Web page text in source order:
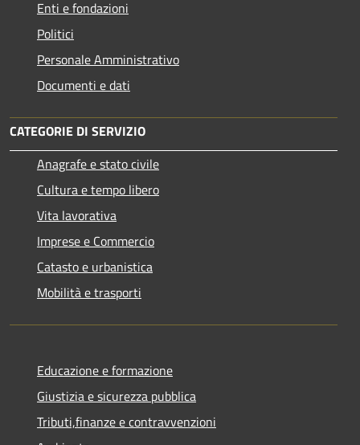
Enti e fondazioni
Politici
Personale Amministrativo
Documenti e dati
CATEGORIE DI SERVIZIO
Anagrafe e stato civile
Cultura e tempo libero
Vita lavorativa
Imprese e Commercio
Catasto e urbanistica
Mobilità e trasporti
Educazione e formazione
Giustizia e sicurezza pubblica
Tributi,finanze e contravvenzioni